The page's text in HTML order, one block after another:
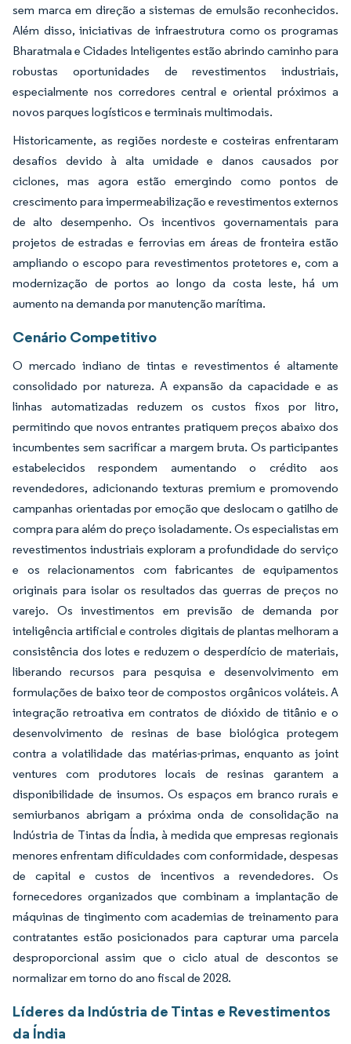
sem marca em direção a sistemas de emulsão reconhecidos.
Além disso, iniciativas de infraestrutura como os programas
Bharatmala e Cidades Inteligentes estão abrindo caminho para
robustas oportunidades de revestimentos industriais,
especialmente nos corredores central e oriental próximos a
novos parques logísticos e terminais multimodais.
Historicamente, as regiões nordeste e costeiras enfrentaram
desafios devido à alta umidade e danos causados por
ciclones, mas agora estão emergindo como pontos de
crescimento para impermeabilização e revestimentos externos
de alto desempenho. Os incentivos governamentais para
projetos de estradas e ferrovias em áreas de fronteira estão
ampliando o escopo para revestimentos protetores e, com a
modernização de portos ao longo da costa leste, há um
aumento na demanda por manutenção marítima.
Cenário Competitivo
O mercado indiano de tintas e revestimentos é altamente
consolidado por natureza. A expansão da capacidade e as
linhas automatizadas reduzem os custos fixos por litro,
permitindo que novos entrantes pratiquem preços abaixo dos
incumbentes sem sacrificar a margem bruta. Os participantes
estabelecidos respondem aumentando o crédito aos
revendedores, adicionando texturas premium e promovendo
campanhas orientadas por emoção que deslocam o gatilho de
compra para além do preço isoladamente. Os especialistas em
revestimentos industriais exploram a profundidade do serviço
e os relacionamentos com fabricantes de equipamentos
originais para isolar os resultados das guerras de preços no
varejo. Os investimentos em previsão de demanda por
inteligência artificial e controles digitais de plantas melhoram a
consistência dos lotes e reduzem o desperdício de materiais,
liberando recursos para pesquisa e desenvolvimento em
formulações de baixo teor de compostos orgânicos voláteis. A
integração retroativa em contratos de dióxido de titânio e o
desenvolvimento de resinas de base biológica protegem
contra a volatilidade das matérias-primas, enquanto as joint
ventures com produtores locais de resinas garantem a
disponibilidade de insumos. Os espaços em branco rurais e
semiurbanos abrigam a próxima onda de consolidação na
Indústria de Tintas da Índia, à medida que empresas regionais
menores enfrentam dificuldades com conformidade, despesas
de capital e custos de incentivos a revendedores. Os
fornecedores organizados que combinam a implantação de
máquinas de tingimento com academias de treinamento para
contratantes estão posicionados para capturar uma parcela
desproporcional assim que o ciclo atual de descontos se
normalizar em torno do ano fiscal de 2028.
Líderes da Indústria de Tintas e Revestimentos
da Índia